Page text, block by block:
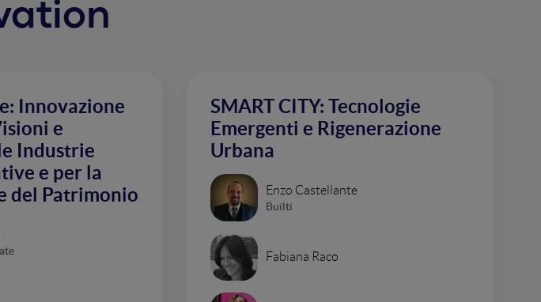
Innovazione
e
Industrie
e per la
del Patrimonio
SMART CITY: Tecnologie
Emergenti e Rigenerazione
Urbana
Enzo Castellante
Builti
Fabiana Raco